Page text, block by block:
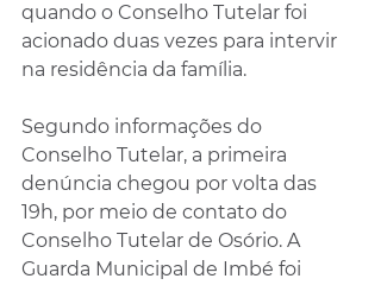
quando o Conselho Tutelar foi
acionado duas vezes para intervir
na residência da família.
Segundo informações do
Conselho Tutelar, a primeira
denúncia chegou por volta das
19h, por meio de contato do
Conselho Tutelar de Osório. A
Guarda Municipal de Imbé foi